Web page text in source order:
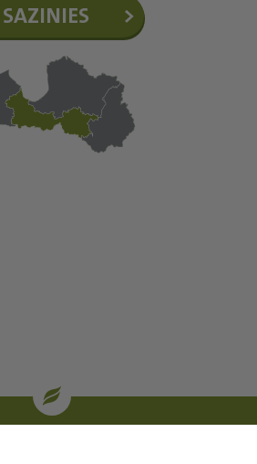
SAZINIES